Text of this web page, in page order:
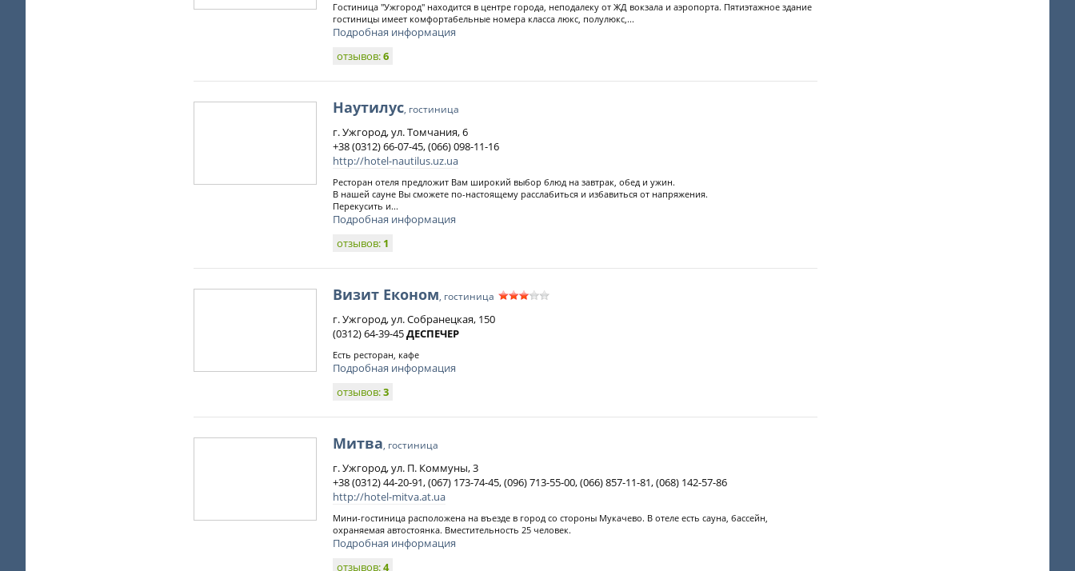
Гостиница "Ужгород" находится в центре города, неподалеку от ЖД вокзала и аэропорта. Пятиэтажное здание
гостиницы имеет комфортабельные номера класса люкс, полулюкс,...
Подробная информация
отзывов:6
Наутилус, гостиница
г. Ужгород, ул. Томчания, 6
+38 (0312) 66-07-45, (066) 098-11-16
http://hotel-nautilus.uz.ua
Ресторан отеля предложит Вам широкий выбор блюд на завтрак, обед и ужин.
В нашей сауне Вы сможете по-настоящему расслабиться и избавиться от напряжения.
Перекусить и...
Подробная информация
отзывов: 1
Визит Економ, гостиница
г. Ужгород, ул. Собранецкая, 150
(0312) 64-39-45ДЕСПЕЧЕР
Есть ресторан, кафе
Подробная информация
отзывов:3
Митва, гостиница
г. Ужгород, ул. П. Коммуны, 3
+38 (0312) 44-20-91, (067) 173-74-45, (096) 713-55-00, (066) 857-11-81, (068) 142-57-86
http://hotel-mitva.at.ua
Мини-гостиница расположена на въезде в город со стороны Мукачево. В отеле есть сауна, бассейн,
охраняемая автостоянка. Вместительность 25 человек.
Подробная информация
отзывов:4